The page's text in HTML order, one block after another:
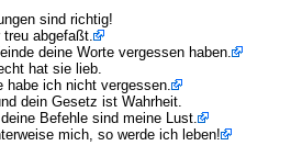
sind richtig!
treu abgefaßt.
deine Worte vergessen haben.
hat sie lieb.
habe ich nicht vergessen.
dein Gesetz ist Wahrheit.
Befehle sind meine Lust.
mich, so werde ich leben!